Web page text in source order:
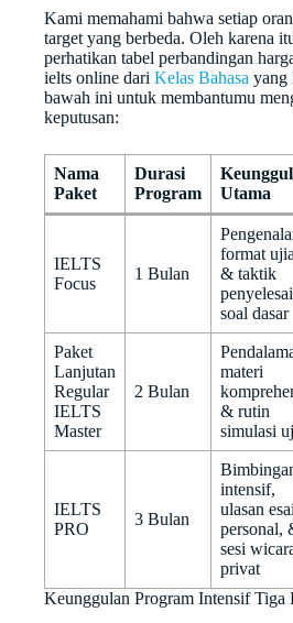
Kami memahami bahwa setiap
target yang berbeda. Oleh karena
perhatikan tabel perbandingan
ielts online dari Kelas Bahasa yang
bawah ini untuk membantumu
keputusan:
Nama
Paket
Durasi
Program
Utama
IELTS
Focus
1 Bulan
format
& taktik
soal dasar
Paket
Lanjutan
Regular
IELTS
Master
2 Bulan
materi
& rutin
simulasi
IELTS
PRO
3 Bulan
intensif,
ulasan esai
personal,
sesi
privat
Keunggulan Program Intensif Tiga